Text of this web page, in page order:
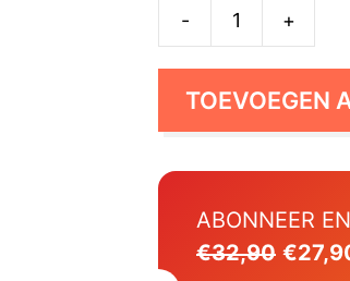
-
Ultimate
Detox,
(B/A)
aantal
+
TOEVOEGEN
ABONNEER
€32,90 €